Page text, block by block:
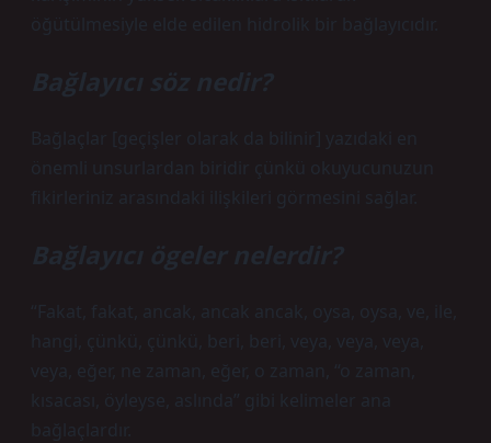
öğütülmesiyle elde edilen hidrolik bir bağlayıcıdır.
Bağlayıcı söz nedir?
Bağlaçlar [geçişler olarak da bilinir] yazıdaki en
önemli unsurlardan biridir çünkü okuyucunuzun
fikirleriniz arasındaki ilişkileri görmesini sağlar.
Bağlayıcı ögeler nelerdir?
“Fakat, fakat, ancak, ancak ancak, oysa, oysa, ve, ile,
hangi, çünkü, çünkü, beri, beri, veya, veya, veya,
veya, eğer, ne zaman, eğer, o zaman, “o zaman,
kısacası, öyleyse, aslında” gibi kelimeler ana
bağlaçlardır.